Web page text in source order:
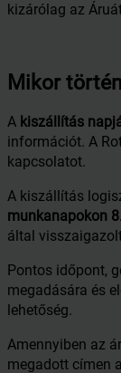
kizárólag az
Mikor
A kiszállítás
információt. A
kapcsolatot.
A kiszállítás
munkanapokon
által
Pontos időpont,
megadására és
lehetőség.
Amennyiben az
megadott címen